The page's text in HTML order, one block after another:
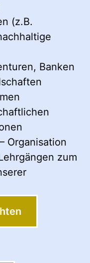
(z.B.
Banken
Organisation
zum